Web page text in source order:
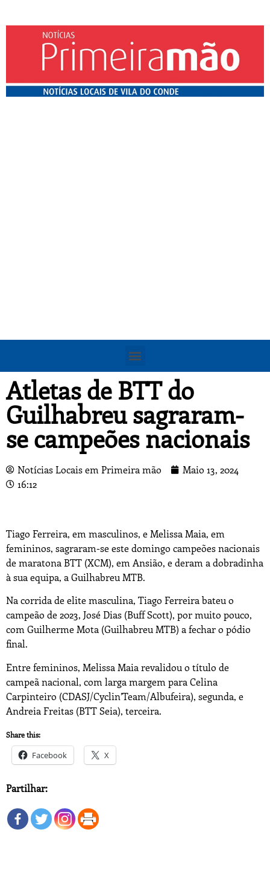
Atletas de BTT do
Guilhabreu sagraram-
se campeões nacionais
Notícias Locais em Primeira mão
Maio 13, 2024
16:12
Tiago Ferreira, em masculinos, e Melissa Maia, em
femininos, sagraram-se este domingo campeões nacionais
de maratona BTT (XCM), em Ansião, e deram a dobradinha
à sua equipa, a Guilhabreu MTB.
Na corrida de elite masculina, Tiago Ferreira bateu o
campeão de 2023, José Dias (Buff Scott), por muito pouco,
com Guilherme Mota (Guilhabreu MTB) a fechar o pódio
final.
Entre femininos, Melissa Maia revalidou o título de
campeã nacional, com larga margem para Celina
Carpinteiro (CDASJ/Cyclin’Team/Albufeira), segunda, e
Andreia Freitas (BTT Seia), terceira.
Share this:
Facebook X
Partilhar: